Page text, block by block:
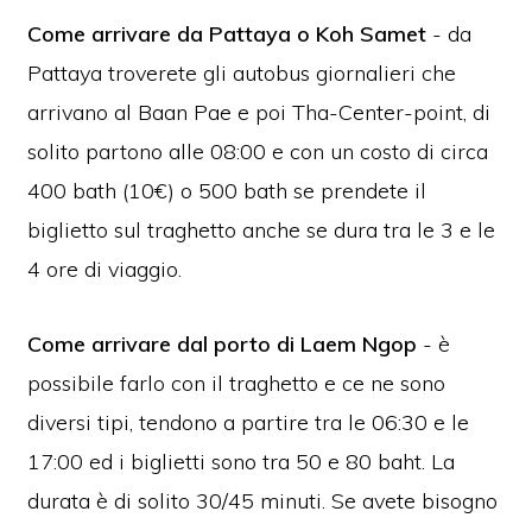
Come arrivare da Pattaya o Koh Samet - da
Pattaya troverete gli autobus giornalieri che
arrivano al Baan Pae e poi Tha-Center-point, di
solito partono alle 08:00 e con un costo di circa
400 bath (10€) o 500 bath se prendete il
biglietto sul traghetto anche se dura tra le 3 e le
4 ore di viaggio.
Come arrivare dal porto di Laem Ngop - è
possibile farlo con il traghetto e ce ne sono
diversi tipi, tendono a partire tra le 06:30 e le
17:00 ed i biglietti sono tra 50 e 80 baht. La
durata è di solito 30/45 minuti. Se avete bisogno